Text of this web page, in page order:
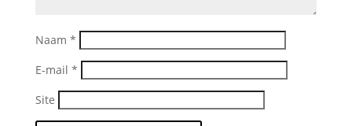
Naam *
E-mail *
Site